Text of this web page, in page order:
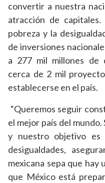
convertir a nuestra
atracción de
pobreza y la
de inversiones
a 277 mil millones de
cerca de 2 mil
establecerse en el país.
“Queremos seguir
el mejor país del
y nuestro objetivo es
desigualdades,
mexicana sepa que hay
que México está